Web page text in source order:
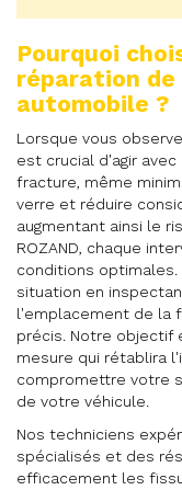
Pourquoi
réparation
automobile ?
Lorsque vous
est crucial d'agir avec
fracture, même
verre et réduire
augmentant ainsi le
ROZAND, chaque
conditions optimales.
situation en
l'emplacement de la
précis. Notre objectif
mesure qui rétablira
compromettre votre
de votre véhicule.
Nos techniciens
spécialisés et des
efficacement les